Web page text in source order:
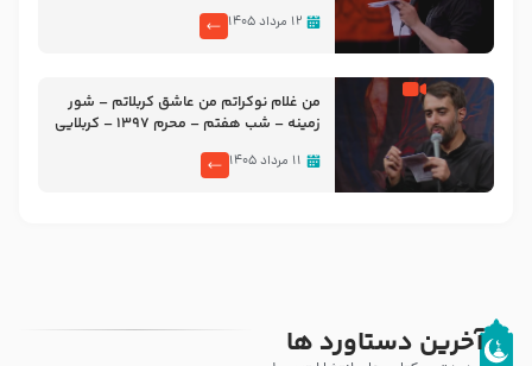
۱۲ مرداد ۱۴۰۵
من غلام نوکراتم من عاشق کربلاتم – شور
زمینه – شب هفتم – محرم 1397 – کربلایی
۱۱ مرداد ۱۴۰۵
آخرین دستاورد ها